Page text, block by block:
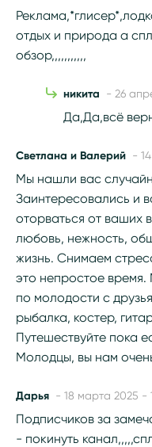
отдых и природа а
обзор,,,,,,,,,,,
никита - 26
Да,Да,всё
Светлана и Валерий -
Мы нашли вас
Заинтересовались и
оторваться от ваших
любовь, нежность,
жизнь. Снимаем
это непростое время.
по молодости с
рыбалка, костер,
Путешествуйте пока
Молодцы, вы нам
Дарья - 18 марта 2025 -
Подписчиков за
- покинуть